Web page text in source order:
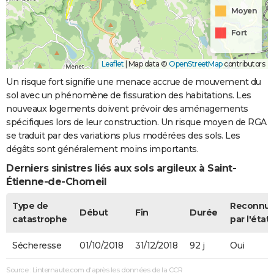
Moyen
Fort
Leaflet Map data © OpenStreetMapcontributors
Un risque fort signifie une menace accrue de mouvement du
sol avec un phénomène de fissuration des habitations. Les
nouveaux logements doivent prévoir des aménagements
spécifiques lors de leur construction. Un risque moyen de RGA
se traduit par des variations plus modérées des sols. Les
dégâts sont généralement moins importants.
Derniers sinistres liés aux sols argileux à Saint-
Étienne-de-Chomeil
Type de
catastrophe
Début Fin Durée
par l'état
Sécheresse 01/10/2018 31/12/2018 92 j Oui
Source : Linternaute.com d'après les données de la CCR